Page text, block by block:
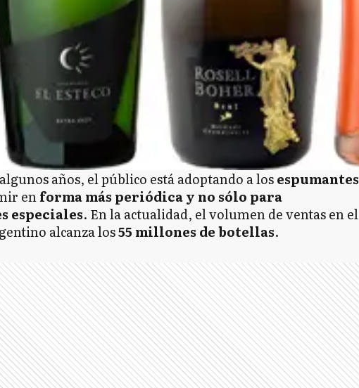
años, el público está adoptando a losespumantes
enforma más periódica y no sólo para
especiales. En la actualidad, el volumen de ventas en el
alcanza los55 millones de botellas.